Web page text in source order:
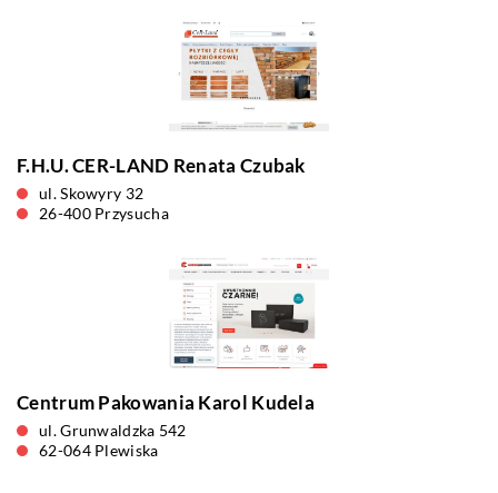
F.H.U. CER-LAND Renata Czubak
ul. Skowyry 32
26-400 Przysucha
Centrum Pakowania Karol Kudela
ul. Grunwaldzka 542
62-064 Plewiska